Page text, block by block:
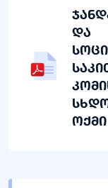
და
ოქმი